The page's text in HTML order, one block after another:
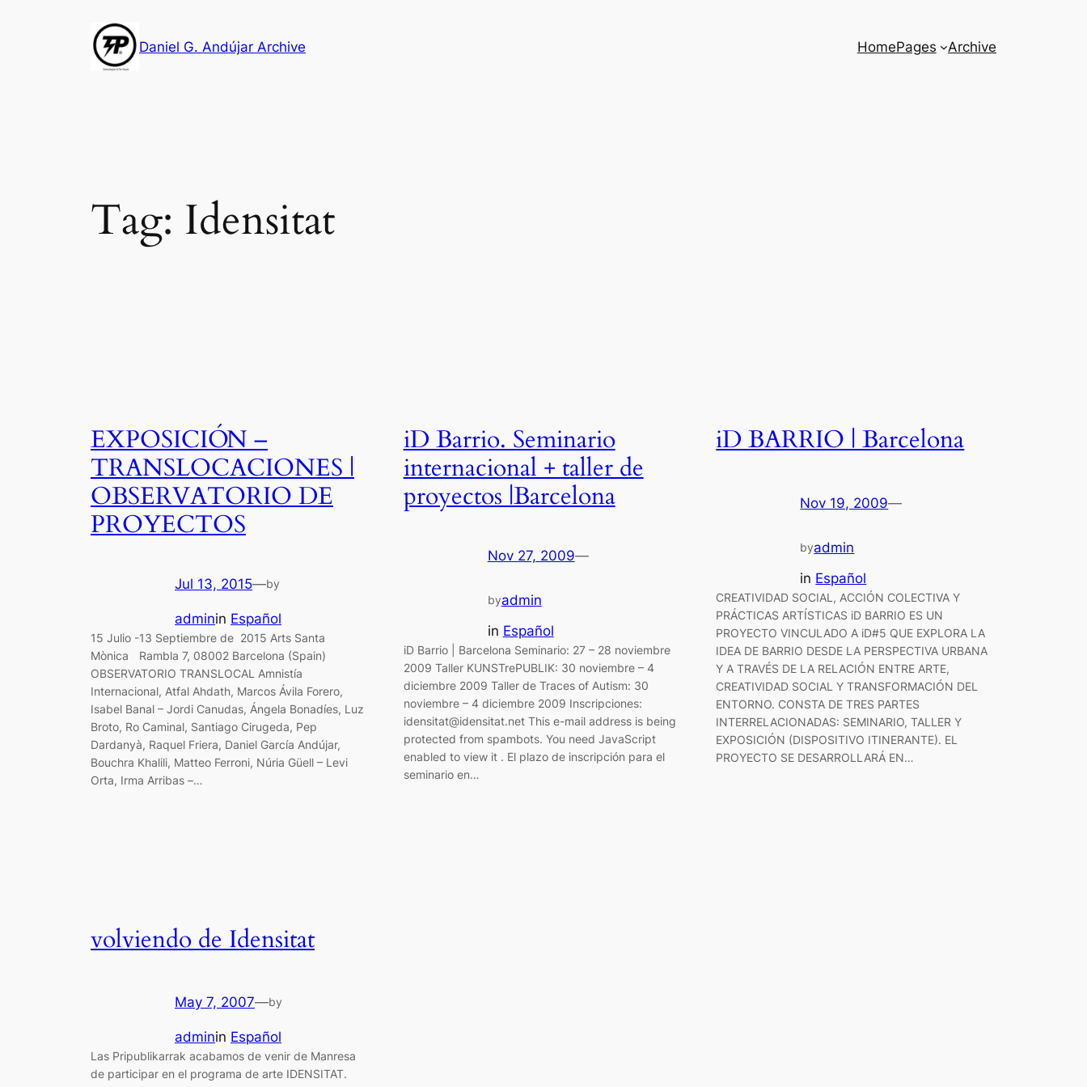
Daniel G. Andújar Archive HomePages Archive
Tag: Idensitat
EXPOSICIÓN –
TRANSLOCACIONES |
OBSERVATORIO DE
PROYECTOS
Jul 13, 2015—by
adminin Español
15 Julio -13 Septiembre de 2015 Arts Santa
Mònica Rambla 7, 08002 Barcelona (Spain)
OBSERVATORIO TRANSLOCAL Amnistía
Internacional, Atfal Ahdath, Marcos Ávila Forero,
Isabel Banal – Jordi Canudas, Ángela Bonadíes, Luz
Broto, Ro Caminal, Santiago Cirugeda, Pep
Dardanyà, Raquel Friera, Daniel García Andújar,
Bouchra Khalili, Matteo Ferroni, Núria Güell – Levi
Orta, Irma Arribas –…
iD Barrio. Seminario
internacional + taller de
proyectos |Barcelona
Nov 27, 2009—
byadmin
in Español
iD Barrio | Barcelona Seminario: 27 – 28 noviembre
2009 Taller KUNSTrePUBLIK: 30 noviembre – 4
diciembre 2009 Taller de Traces of Autism: 30
noviembre – 4 diciembre 2009 Inscripciones:
idensitat@idensitat.net This e-mail address is being
protected from spambots. You need JavaScript
enabled to view it . El plazo de inscripción para el
seminario en…
iD BARRIO | Barcelona
Nov 19, 2009—
byadmin
in Español
CREATIVIDAD SOCIAL, ACCIÓN COLECTIVA Y
PRÁCTICAS ARTÍSTICAS iD BARRIO ES UN
PROYECTO VINCULADO A iD#5 QUE EXPLORA LA
IDEA DE BARRIO DESDE LA PERSPECTIVA URBANA
Y A TRAVÉS DE LA RELACIÓN ENTRE ARTE,
CREATIVIDAD SOCIAL Y TRANSFORMACIÓN DEL
ENTORNO. CONSTA DE TRES PARTES
INTERRELACIONADAS: SEMINARIO, TALLER Y
EXPOSICIÓN (DISPOSITIVO ITINERANTE). EL
PROYECTO SE DESARROLLARÁ EN…
volviendo de Idensitat
May 7, 2007—by
adminin Español
Las Pripublikarrak acabamos de venir de Manresa
de participar en el programa de arte IDENSITAT.